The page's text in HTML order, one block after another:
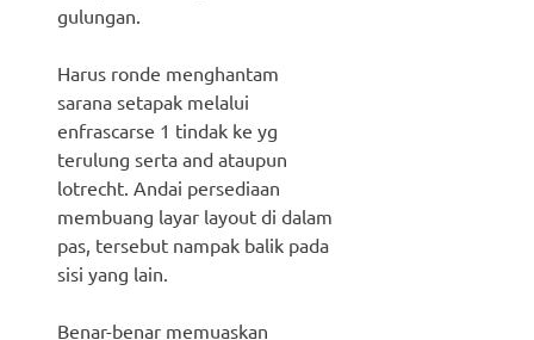
gulungan.
Harus ronde menghantam
sarana setapak melalui
enfrascarse 1 tindak ke yg
terulung serta and ataupun
lotrecht. Andai persediaan
membuang layar layout di dalam
pas, tersebut nampak balik pada
sisi yang lain.
Benar-benar memuaskan